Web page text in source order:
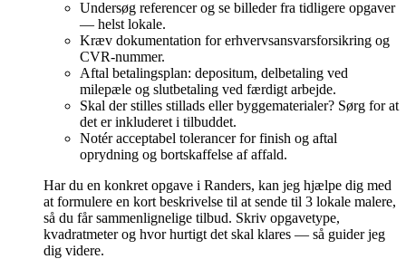
Undersøg referencer og se billeder fra tidligere opgaver
— helst lokale.
Kræv dokumentation for erhvervsansvarsforsikring og
CVR‑nummer.
Aftal betalingsplan: depositum, delbetaling ved
milepæle og slutbetaling ved færdigt arbejde.
Skal der stilles stillads eller byggematerialer? Sørg for at
det er inkluderet i tilbuddet.
Notér acceptabel tolerancer for finish og aftal
oprydning og bortskaffelse af affald.
Har du en konkret opgave i Randers, kan jeg hjælpe dig med
at formulere en kort beskrivelse til at sende til 3 lokale malere,
så du får sammenlignelige tilbud. Skriv opgavetype,
kvadratmeter og hvor hurtigt det skal klares — så guider jeg
dig videre.